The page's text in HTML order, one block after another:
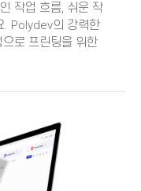
작업 흐름, 쉬운 작
. Polydev의 강력한
로 프린팅을 위한